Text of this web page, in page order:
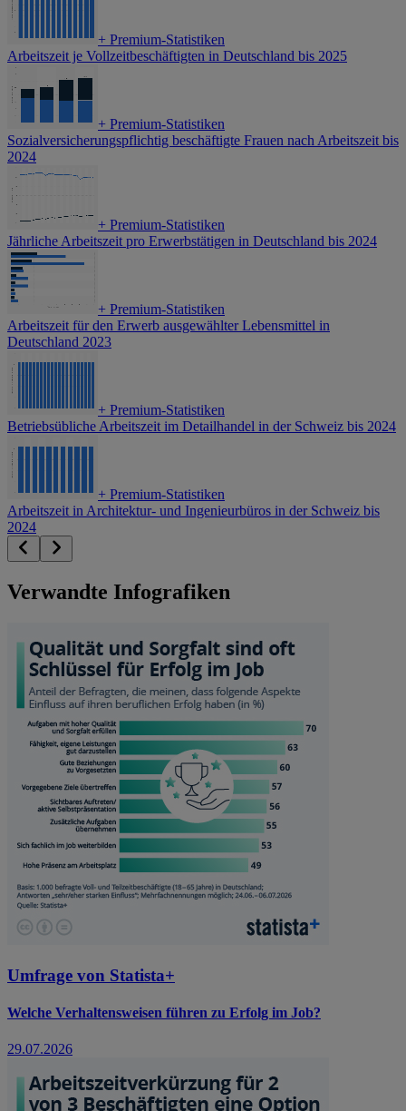
+ Premium-Statistiken
Arbeitszeit je Vollzeitbeschäftigten in Deutschland bis 2025
+ Premium-Statistiken
Sozialversicherungspflichtig beschäftigte Frauen nach Arbeitszeit bis
2024
+ Premium-Statistiken
Jährliche Arbeitszeit pro Erwerbstätigen in Deutschland bis 2024
+ Premium-Statistiken
Arbeitszeit für den Erwerb ausgewählter Lebensmittel in
Deutschland 2023
+ Premium-Statistiken
Betriebsübliche Arbeitszeit im Detailhandel in der Schweiz bis 2024
+ Premium-Statistiken
Arbeitszeit in Architektur- und Ingenieurbüros in der Schweiz bis
2024
Verwandte Infografiken
Umfrage von Statista+
Welche Verhaltensweisen führen zu Erfolg im Job?
29.07.2026